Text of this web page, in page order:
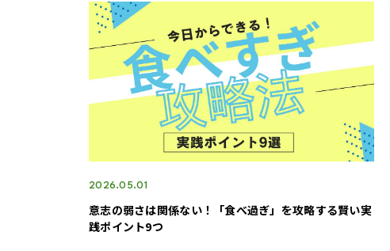
2026.05.01
意志の弱さは関係ない！「食べ過ぎ」を攻略する賢い実
践ポイント9つ